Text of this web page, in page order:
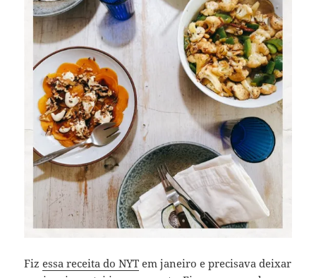
Fizessa receita do NYT em janeiro e precisava deixar